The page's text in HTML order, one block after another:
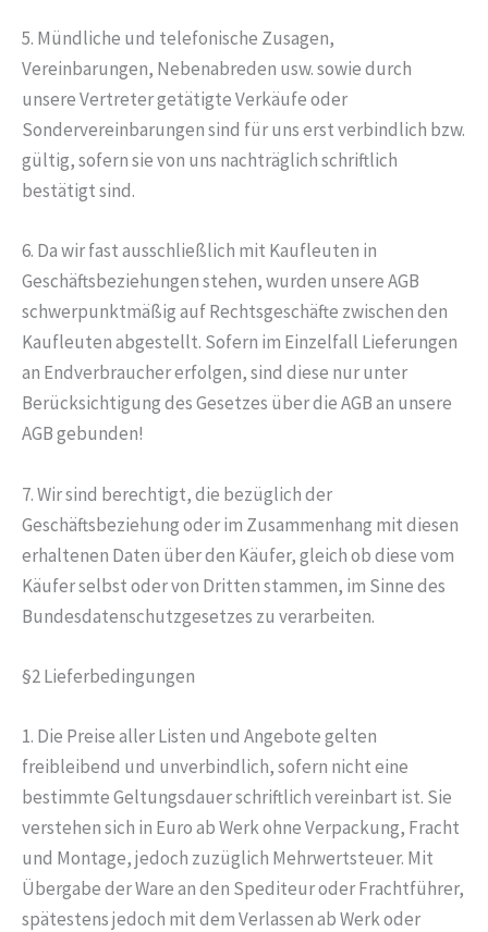
5. Mündliche und telefonische Zusagen,
Vereinbarungen, Nebenabreden usw. sowie durch
unsere Vertreter getätigte Verkäufe oder
Sondervereinbarungen sind für uns erst verbindlich bzw.
gültig, sofern sie von uns nachträglich schriftlich
bestätigt sind.
6. Da wir fast ausschließlich mit Kaufleuten in
Geschäftsbeziehungen stehen, wurden unsere AGB
schwerpunktmäßig auf Rechtsgeschäfte zwischen den
Kaufleuten abgestellt. Sofern im Einzelfall Lieferungen
an Endverbraucher erfolgen, sind diese nur unter
Berücksichtigung des Gesetzes über die AGB an unsere
AGB gebunden!
7. Wir sind berechtigt, die bezüglich der
Geschäftsbeziehung oder im Zusammenhang mit diesen
erhaltenen Daten über den Käufer, gleich ob diese vom
Käufer selbst oder von Dritten stammen, im Sinne des
Bundesdatenschutzgesetzes zu verarbeiten.
§2 Lieferbedingungen
1. Die Preise aller Listen und Angebote gelten
freibleibend und unverbindlich, sofern nicht eine
bestimmte Geltungsdauer schriftlich vereinbart ist. Sie
verstehen sich in Euro ab Werk ohne Verpackung, Fracht
und Montage, jedoch zuzüglich Mehrwertsteuer. Mit
Übergabe der Ware an den Spediteur oder Frachtführer,
spätestens jedoch mit dem Verlassen ab Werk oder